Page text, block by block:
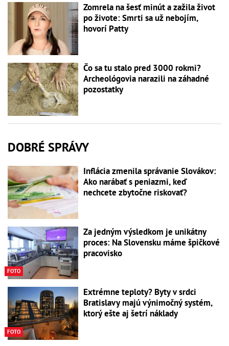
Zomrela na šesť minút a zažila život
po živote: Smrti sa už nebojím,
hovorí Patty
Čo sa tu stalo pred 3000 rokmi?
Archeológovia narazili na záhadné
pozostatky
DOBRÉ SPRÁVY
Inflácia zmenila správanie Slovákov:
Ako narábať s peniazmi, keď
nechcete zbytočne riskovať?
FOTO
Za jedným výsledkom je unikátny
proces: Na Slovensku máme špičkové
pracovisko
FOTO
Extrémne teploty? Byty v srdci
Bratislavy majú výnimočný systém,
ktorý ešte aj šetrí náklady